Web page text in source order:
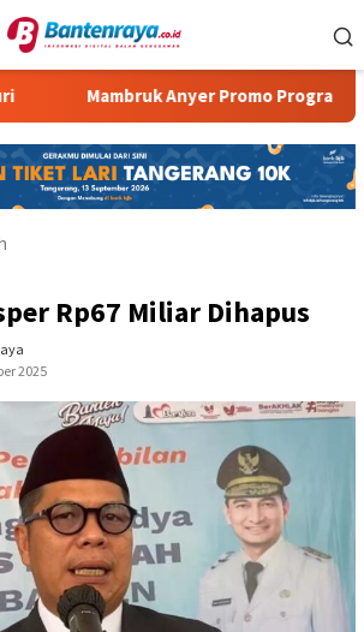
Anyer Promo Program Super Dad
Rp67 Miliar Dihapus
2025